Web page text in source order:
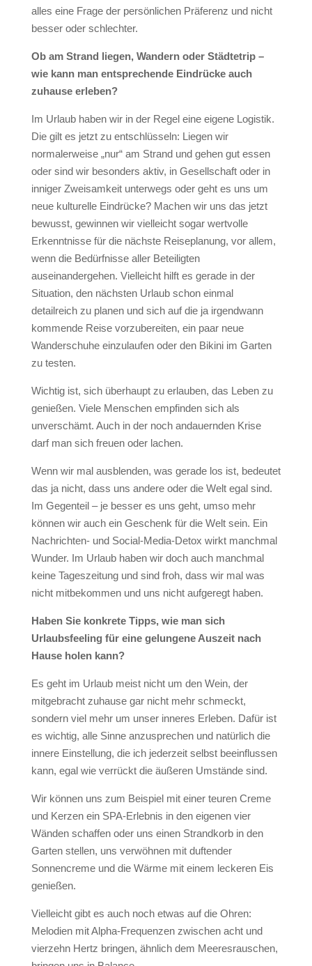
alles eine Frage der persönlichen Präferenz und nicht
besser oder schlechter.
Ob am Strand liegen, Wandern oder Städtetrip –
wie kann man entsprechende Eindrücke auch
zuhause erleben?
Im Urlaub haben wir in der Regel eine eigene Logistik.
Die gilt es jetzt zu entschlüsseln: Liegen wir
normalerweise „nur“ am Strand und gehen gut essen
oder sind wir besonders aktiv, in Gesellschaft oder in
inniger Zweisamkeit unterwegs oder geht es uns um
neue kulturelle Eindrücke? Machen wir uns das jetzt
bewusst, gewinnen wir vielleicht sogar wertvolle
Erkenntnisse für die nächste Reiseplanung, vor allem,
wenn die Bedürfnisse aller Beteiligten
auseinandergehen. Vielleicht hilft es gerade in der
Situation, den nächsten Urlaub schon einmal
detailreich zu planen und sich auf die ja irgendwann
kommende Reise vorzubereiten, ein paar neue
Wanderschuhe einzulaufen oder den Bikini im Garten
zu testen.
Wichtig ist, sich überhaupt zu erlauben, das Leben zu
genießen. Viele Menschen empfinden sich als
unverschämt. Auch in der noch andauernden Krise
darf man sich freuen oder lachen.
Wenn wir mal ausblenden, was gerade los ist, bedeutet
das ja nicht, dass uns andere oder die Welt egal sind.
Im Gegenteil – je besser es uns geht, umso mehr
können wir auch ein Geschenk für die Welt sein. Ein
Nachrichten- und Social-Media-Detox wirkt manchmal
Wunder. Im Urlaub haben wir doch auch manchmal
keine Tageszeitung und sind froh, dass wir mal was
nicht mitbekommen und uns nicht aufgeregt haben.
Haben Sie konkrete Tipps, wie man sich
Urlaubsfeeling für eine gelungene Auszeit nach
Hause holen kann?
Es geht im Urlaub meist nicht um den Wein, der
mitgebracht zuhause gar nicht mehr schmeckt,
sondern viel mehr um unser inneres Erleben. Dafür ist
es wichtig, alle Sinne anzusprechen und natürlich die
innere Einstellung, die ich jederzeit selbst beeinflussen
kann, egal wie verrückt die äußeren Umstände sind.
Wir können uns zum Beispiel mit einer teuren Creme
und Kerzen ein SPA-Erlebnis in den eigenen vier
Wänden schaffen oder uns einen Strandkorb in den
Garten stellen, uns verwöhnen mit duftender
Sonnencreme und die Wärme mit einem leckeren Eis
genießen.
Vielleicht gibt es auch noch etwas auf die Ohren:
Melodien mit Alpha-Frequenzen zwischen acht und
vierzehn Hertz bringen, ähnlich dem Meeresrauschen,